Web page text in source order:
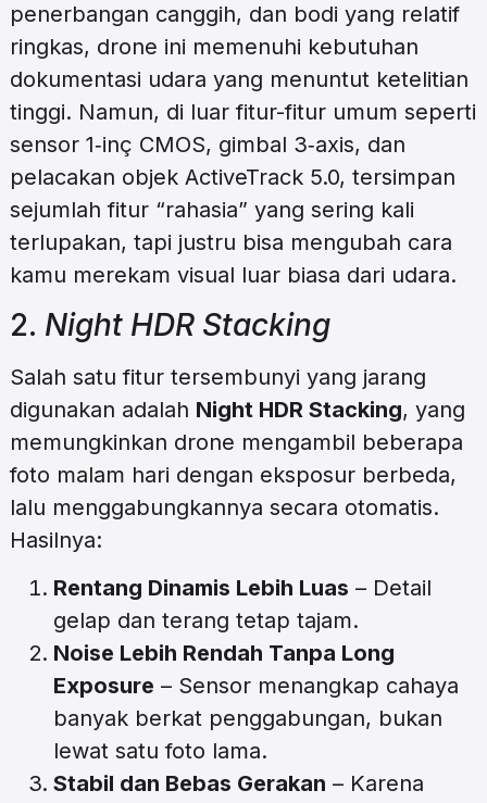
penerbangan canggih, dan bodi yang relatif
ringkas, drone ini memenuhi kebutuhan
dokumentasi udara yang menuntut ketelitian
tinggi. Namun, di luar fitur-fitur umum seperti
sensor 1‑inç CMOS, gimbal 3‑axis, dan
pelacakan objek ActiveTrack 5.0, tersimpan
sejumlah fitur “rahasia” yang sering kali
terlupakan, tapi justru bisa mengubah cara
kamu merekam visual luar biasa dari udara.
2. Night HDR Stacking
Salah satu fitur tersembunyi yang jarang
digunakan adalah Night HDR Stacking, yang
memungkinkan drone mengambil beberapa
foto malam hari dengan eksposur berbeda,
lalu menggabungkannya secara otomatis.
Hasilnya:
Rentang Dinamis Lebih Luas – Detail
gelap dan terang tetap tajam.
Noise Lebih Rendah Tanpa Long
Exposure – Sensor menangkap cahaya
banyak berkat penggabungan, bukan
lewat satu foto lama.
Stabil dan Bebas Gerakan – Karena